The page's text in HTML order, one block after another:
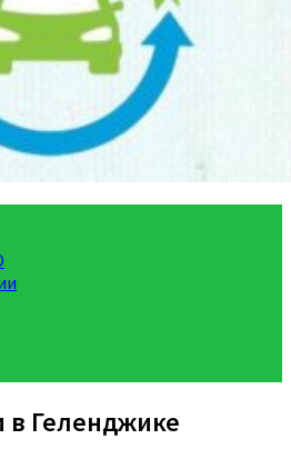
в Геленджике